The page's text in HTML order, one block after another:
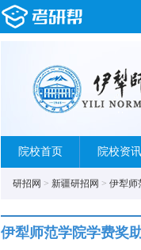
院校首页 院校资讯
研招网 > 新疆研招网 > 伊犁师
伊犁师范学院学费奖